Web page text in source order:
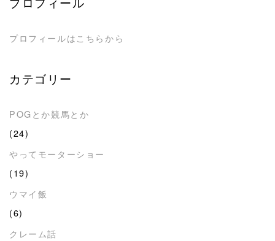
プロフィールはこちらから
カテゴリー
POGとか競馬とか
(24)
やってモーターショー
(19)
ウマイ飯
(6)
クレーム話